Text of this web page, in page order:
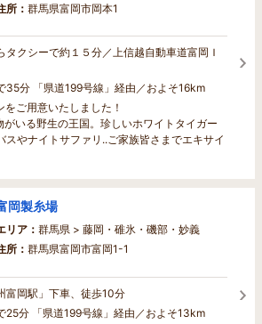
所： 群馬県富岡市岡本1
タクシーで約１５分／上信越自動車道富岡Ｉ
35分 「県道199号線」経由／およそ16km
ご用意いたしました！
いる野生の王国。珍しいホワイトタイガー
スやナイトサファリ..ご家族皆さまでエキサイ
岡製糸場
リア： 群馬県 > 藤岡・碓氷・磯部・妙義
所： 群馬県富岡市富岡1-1
富岡駅」下車、徒歩10分
25分 「県道199号線」経由／およそ13km